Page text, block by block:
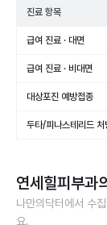
진료 항목
급여 진료 · 대면
급여 진료 · 비대면
대상포진 예방접종
두타/피나스테리드 처
연세힐피부과
나만의닥터에서 수
요.